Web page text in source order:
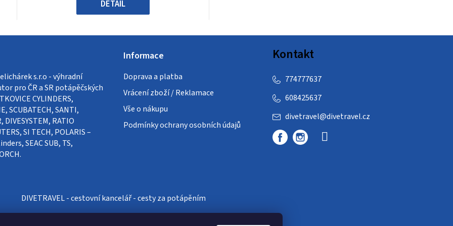
DETAIL
s.r.o - výhradní
pro ČR a SR potápěčských
CYLINDERS,
SCUBATECH, SANTI,
DIVESYSTEM, RATIO
SI TECH, POLARIS –
SEAC SUB, TS,
Informace
Doprava a platba
Vrácení zboží / Reklamace
Vše o nákupu
Podmínky ochrany osobních údajů
Kontakt
divetravel@divetravel.cz
608425637
774777637
DIVETRAVEL - cestovní kancelář - cesty za potápěním